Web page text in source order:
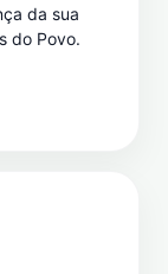
da sua
do Povo.